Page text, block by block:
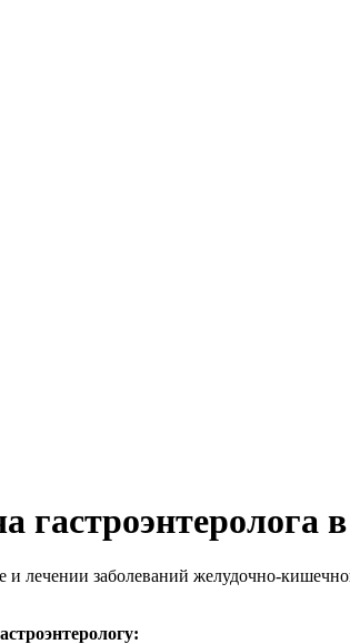
гастроэнтеролога
лечении заболеваний желудочно-